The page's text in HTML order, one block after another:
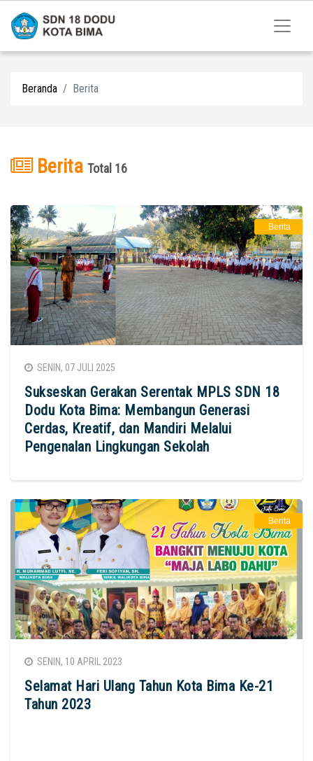
Beranda Berita
Berita Total 16
Berita
SENIN, 07 JULI 2025
Sukseskan Gerakan Serentak MPLS SDN 18
Dodu Kota Bima: Membangun Generasi
Cerdas, Kreatif, dan Mandiri Melalui
Pengenalan Lingkungan Sekolah
Berita
SENIN, 10 APRIL 2023
Selamat Hari Ulang Tahun Kota Bima Ke-21
Tahun 2023